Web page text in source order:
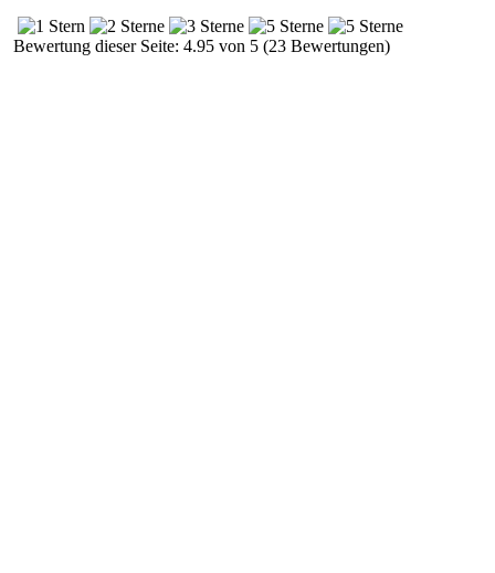
Bewertung dieser Seite: 4.95 von 5 (23 Bewertungen)